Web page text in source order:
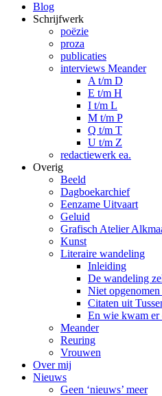
Blog
Schrijfwerk
poëzie
proza
publicaties
interviews Meander
A t/m D
E t/m H
I t/m L
M t/m P
Q t/m T
U t/m Z
redactiewerk ea.
Overig
Beeld
Dagboekarchief
Eenzame Uitvaart
Geluid
Grafisch Atelier
Kunst
Literaire wandeling
Inleiding
De wandeling
Niet
Citaten uit
En wie kwam er
Meander
Reuring
Vrouwen
Over mij
Nieuws
Geen ‘nieuws’ meer